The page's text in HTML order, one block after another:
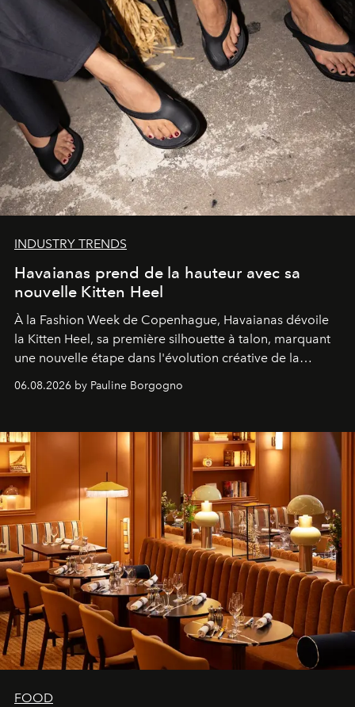
INDUSTRY TRENDS
Havaianas prend de la hauteur avec sa
nouvelle Kitten Heel
À la Fashion Week de Copenhague, Havaianas dévoile
la Kitten Heel, sa première silhouette à talon, marquant
une nouvelle étape dans l'évolution créative de la
06.08.2026 by Pauline Borgogno
FOOD